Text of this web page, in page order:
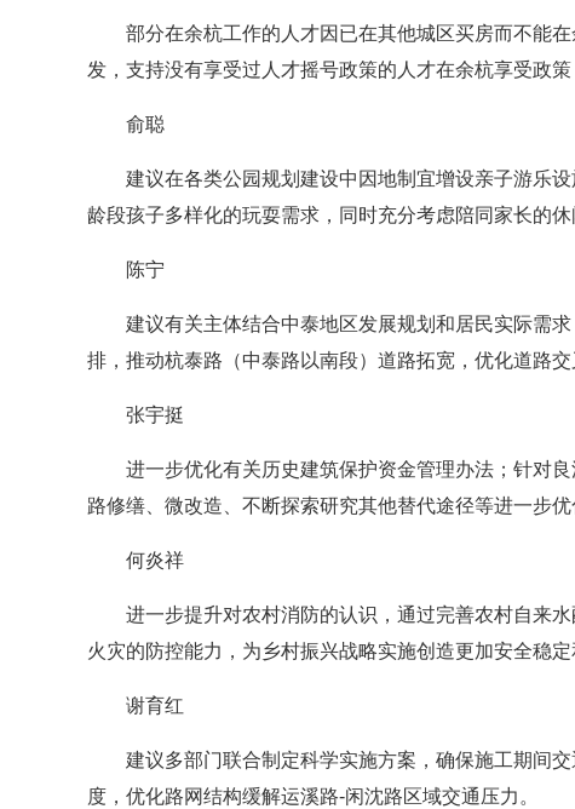
部分在余杭工作的人才因已在其他城区买房而不能
发，支持没有享受过人才摇号政策的人才在余杭享受政
俞聪
建议在各类公园规划建设中因地制宜增设亲子游乐
龄段孩子多样化的玩耍需求，同时充分考虑陪同家长的
陈宁
建议有关主体结合中泰地区发展规划和居民实际需
排，推动杭泰路（中泰路以南段）道路拓宽，优化道路交
张宇挺
进一步优化有关历史建筑保护资金管理办法；针对
路修缮、微改造、不断探索研究其他替代途径等进一步优
何炎祥
进一步提升对农村消防的认识，通过完善农村自来
火灾的防控能力，为乡村振兴战略实施创造更加安全稳定
谢育红
建议多部门联合制定科学实施方案，确保施工期间
度，优化路网结构缓解运溪路-闲沈路区域交通压力。